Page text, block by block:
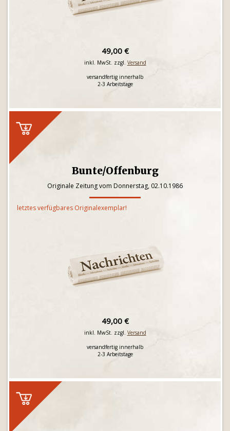
49,00 €
inkl. MwSt. zzgl. Versand
versandfertig innerhalb
2-3 Arbeitstage
Bunte/Offenburg
Originale Zeitung vom Donnerstag, 02.10.1986
letztes verfügbares Originalexemplar!
49,00 €
inkl. MwSt. zzgl. Versand
versandfertig innerhalb
2-3 Arbeitstage